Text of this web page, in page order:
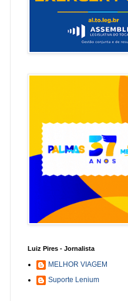
Luiz Pires - Jornalista
MELHOR VIAGEM
Suporte Lenium